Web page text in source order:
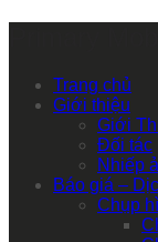
Trang chủ
Giới thiệu
Giới
Đối tác
Nhiếp
Báo giá –
Chụp